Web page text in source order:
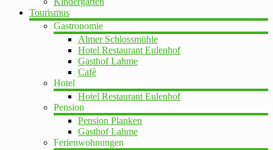
Tourismus
Gastronomie
Almer Schlossmühle
Hotel Restaurant Eulenhof
Gasthof Lahme
Cafè
Hotel
Hotel Restaurant Eulenhof
Pension
Pension Planken
Gasthof Lahme
Ferienwohnungen